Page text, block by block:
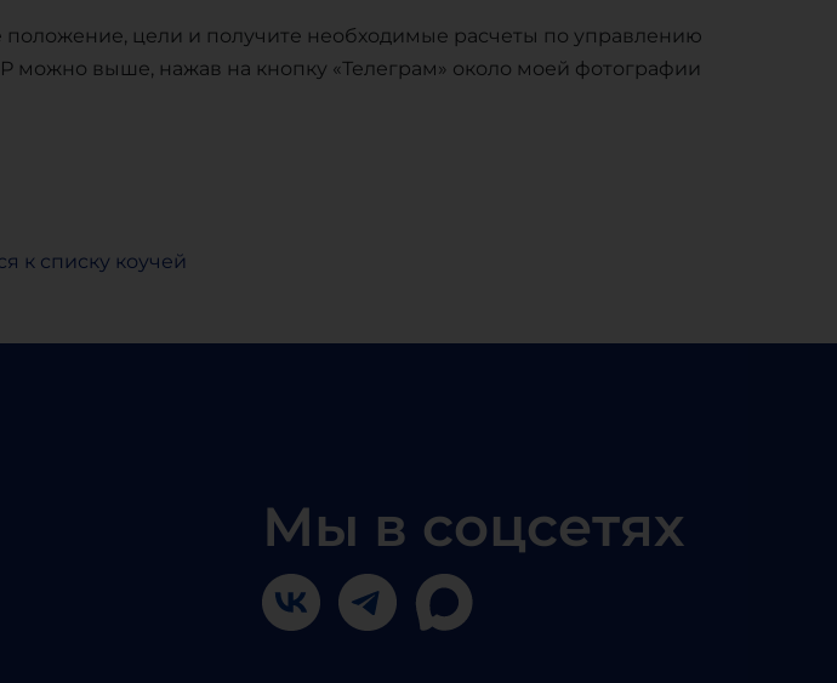
цели и получите необходимые расчеты по управлению
выше, нажав на кнопку «Телеграм» около моей фотографии
к списку коучей
Мы в соцсетях